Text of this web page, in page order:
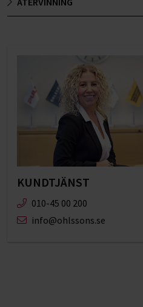
KUNDTJÄNST
010-45 00 200​
info@ohlssons.se